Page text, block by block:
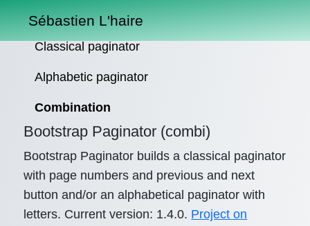
Sébastien L'haire
Classical paginator
Alphabetic paginator
Combination
Bootstrap Paginator (combi)
Bootstrap Paginator builds a classical paginator
with page numbers and previous and next
button and/or an alphabetical paginator with
letters. Current version: 1.4.0. Project on